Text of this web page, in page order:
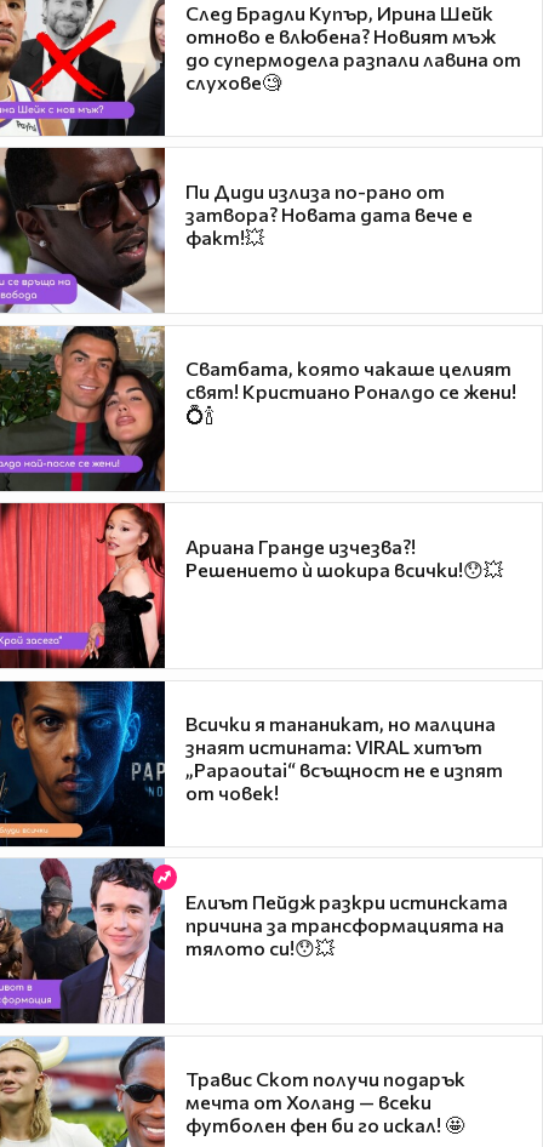
След Брадли Купър, Ирина Шейк
отново е влюбена? Новият мъж
до супермодела разпали лавина от
слухове🧐
Пи Диди излиза по-рано от
затвора? Новата дата вече е
факт!💥
Сватбата, която чакаше целият
свят! Кристиано Роналдо се жени!
💍🍾
Ариана Гранде изчезва?!
Решението ѝ шокира всички!😯💥
Всички я тананикат, но малцина
знаят истината: VIRAL хитът
„Papaoutai“ всъщност не е изпят
от човек!
Елиът Пейдж разкри истинската
причина за трансформацията на
тялото си!😯💥
Травис Скот получи подарък
мечта от Холанд — всеки
футболен фен би го искал! 🤩